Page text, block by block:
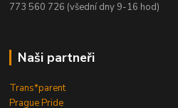
773 560 726 (všední dny 9-16 hod)
Naši partneři
Trans*parent
Prague Pride